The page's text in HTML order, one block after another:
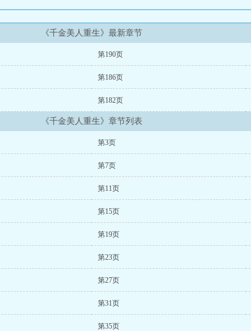
《千金美人重生》最新章节
第190页
第186页
第182页
《千金美人重生》章节列表
第3页
第7页
第11页
第15页
第19页
第23页
第27页
第31页
第35页